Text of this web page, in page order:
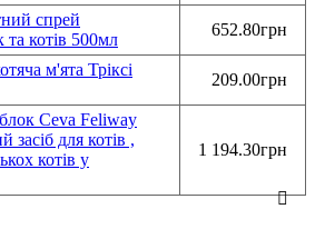
спрей
та котів 500мл
652.80грн
м'ята Тріксі
209.00грн
Ceva Feliway
засіб для котів ,
котів у
1 194.30грн